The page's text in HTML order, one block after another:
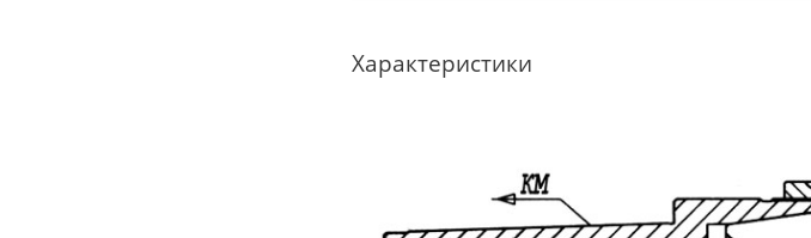
Характеристики